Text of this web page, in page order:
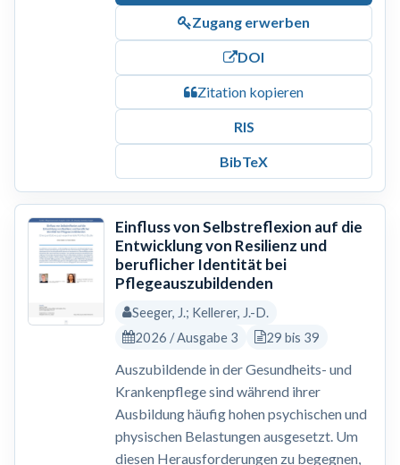
Zugang erwerben
DOI
Zitation kopieren
RIS
BibTeX
Einfluss von Selbstreflexion auf die
Entwicklung von Resilienz und
beruflicher Identität bei
Pflegeauszubildenden
Seeger, J.; Kellerer, J.-D.
2026 / Ausgabe 3
29 bis 39
Auszubildende in der Gesundheits- und
Krankenpflege sind während ihrer
Ausbildung häufig hohen psychischen und
physischen Belastungen ausgesetzt. Um
diesen Herausforderungen zu begegnen,